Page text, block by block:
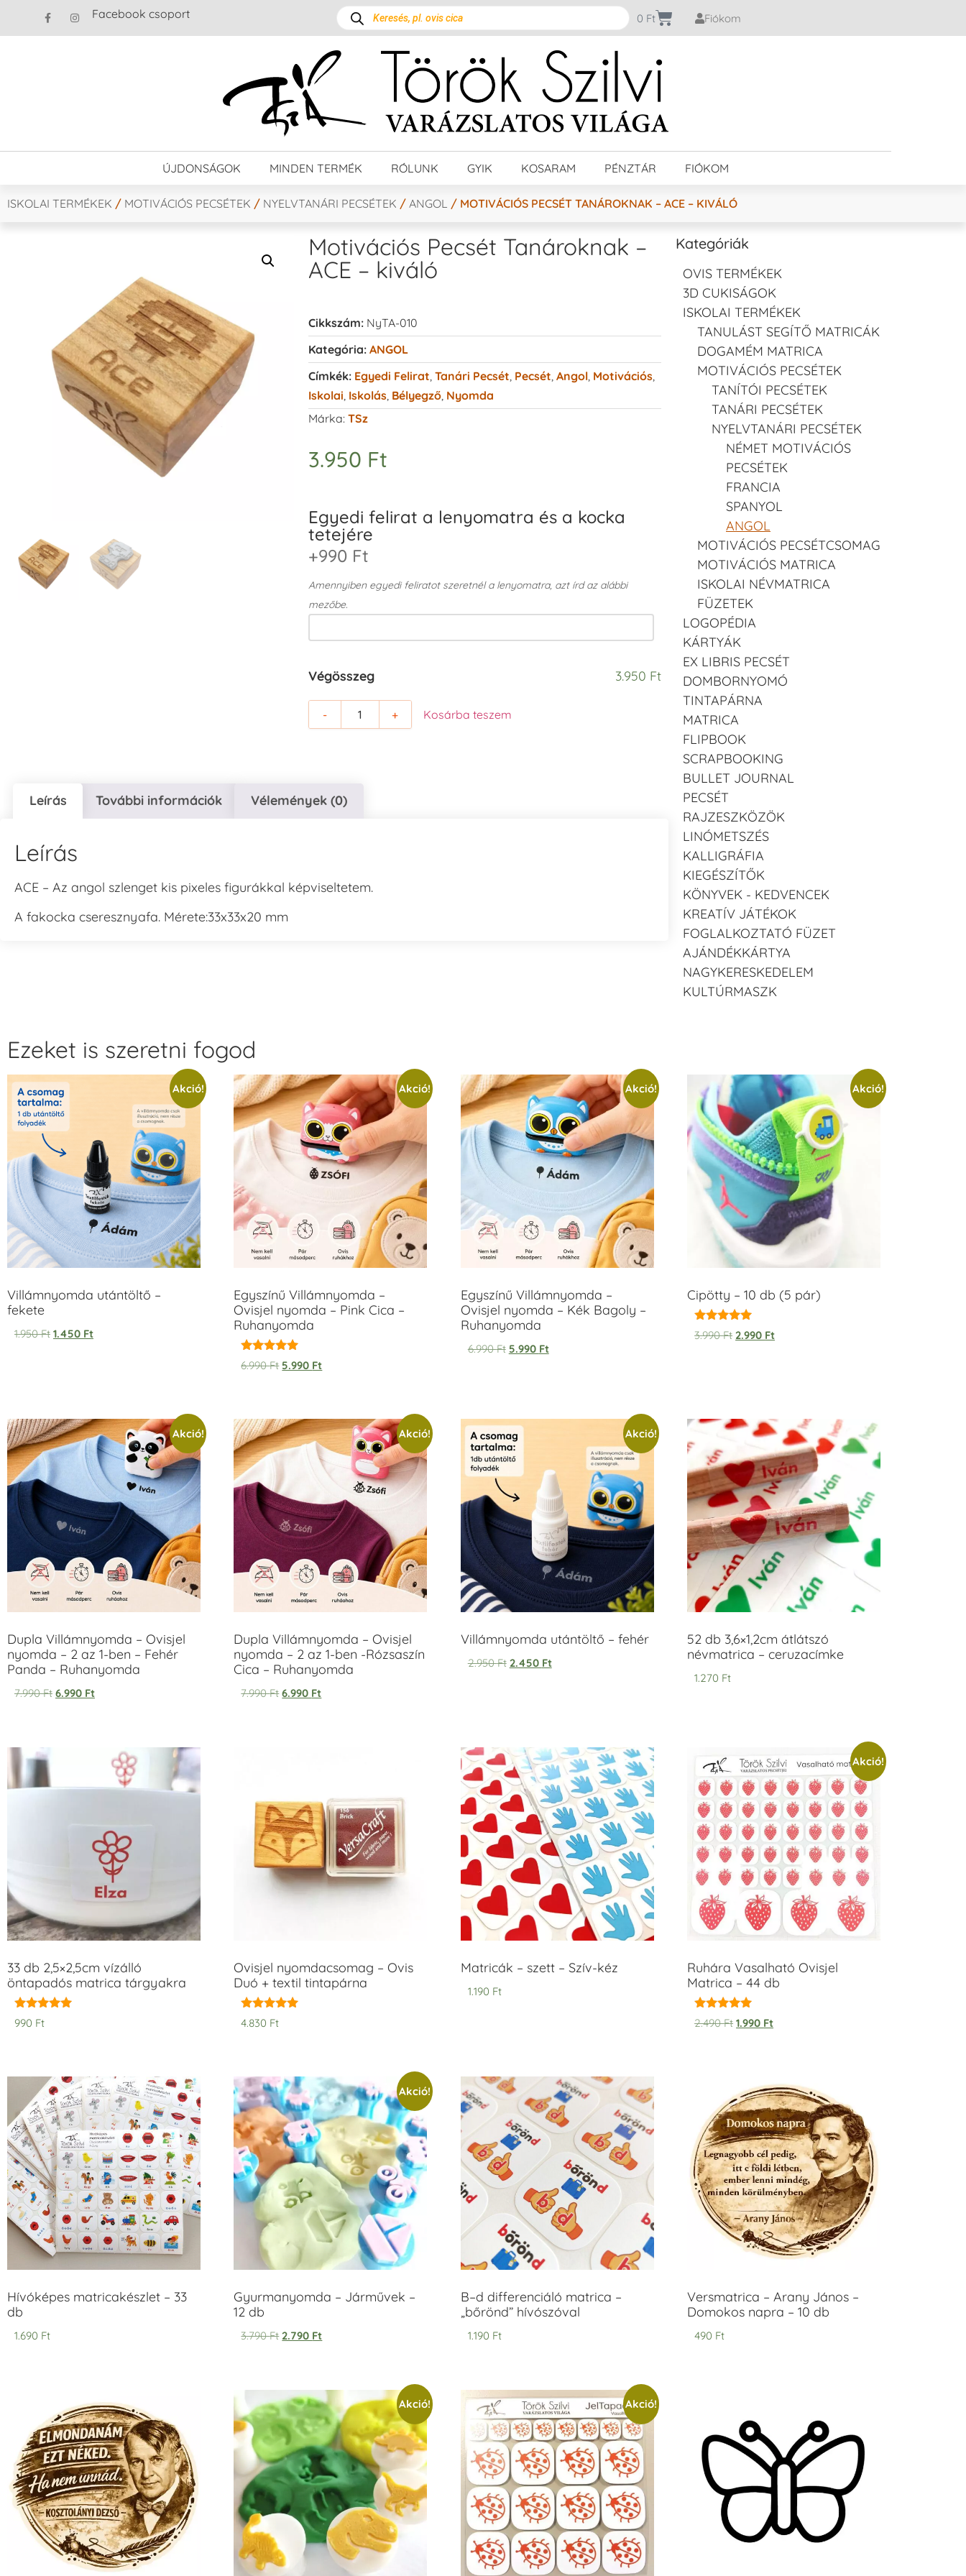
Facebook csoport 0 Ft Fiókom
ÚJDONSÁGOK MINDEN TERMÉK RÓLUNK GYIK KOSARAM PÉNZTÁR FIÓKOM
ISKOLAI TERMÉKEK / MOTIVÁCIÓS PECSÉTEK / NYELVTANÁRI PECSÉTEK / ANGOL / MOTIVÁCIÓS PECSÉT TANÁROKNAK – ACE – KIVÁLÓ
Motivációs Pecsét Tanároknak –
ACE – kiváló
Cikkszám: NyTA-010
Kategória: ANGOL
Címkék: Egyedi Felirat Tanári Pecsét Pecsét Angol, Motivációs,
Iskolai Iskolás, Bélyegző, Nyomda
Márka: TSz
3.950 Ft
Egyedi felirat a lenyomatra és a kocka
tetejére
+990 Ft
Amennyiben egyedi feliratot szeretnél a lenyomatra, azt írd az alábbi
mezőbe.
Végösszeg 3.950 Ft
- + Kosárba teszem
Leírás További információk Vélemények (0)
Leírás
ACE – Az angol szlenget kis pixeles figurákkal képviseltetem.
A fakocka cseresznyafa. Mérete:33x33x20 mm
Kategóriák
OVIS TERMÉKEK
3D CUKISÁGOK
ISKOLAI TERMÉKEK
TANULÁST SEGÍTŐ MATRICÁK
DOGAMÉM MATRICA
MOTIVÁCIÓS PECSÉTEK
TANÍTÓI PECSÉTEK
TANÁRI PECSÉTEK
NYELVTANÁRI PECSÉTEK
NÉMET MOTIVÁCIÓS
PECSÉTEK
FRANCIA
SPANYOL
ANGOL
MOTIVÁCIÓS PECSÉTCSOMAG
MOTIVÁCIÓS MATRICA
ISKOLAI NÉVMATRICA
FÜZETEK
LOGOPÉDIA
KÁRTYÁK
EX LIBRIS PECSÉT
DOMBORNYOMÓ
TINTAPÁRNA
MATRICA
FLIPBOOK
SCRAPBOOKING
BULLET JOURNAL
PECSÉT
RAJZESZKÖZÖK
LINÓMETSZÉS
KALLIGRÁFIA
KIEGÉSZÍTŐK
KÖNYVEK - KEDVENCEK
KREATÍV JÁTÉKOK
FOGLALKOZTATÓ FÜZET
AJÁNDÉKKÁRTYA
NAGYKERESKEDELEM
KULTÚRMASZK
Ezeket is szeretni fogod
Akció!
Villámnyomda utántöltő –
fekete
1.950Ft 1.450 Ft
Akció!
Egyszínű Villámnyomda –
Ovisjel nyomda – Pink Cica –
Ruhanyomda
Értékelés:
5.00
6.990Ft 5.990 Ft
Akció!
Egyszínű Villámnyomda –
Ovisjel nyomda – Kék Bagoly –
Ruhanyomda
6.990Ft 5.990 Ft
Akció!
Cipötty – 10 db (5 pár)
Értékelés:
5.00
3.990Ft 2.990 Ft
Akció!
Dupla Villámnyomda – Ovisjel
nyomda – 2 az 1-ben – Fehér
Panda – Ruhanyomda
7.990Ft 6.990 Ft
Akció!
Dupla Villámnyomda – Ovisjel
nyomda – 2 az 1-ben -Rózsaszín
Cica – Ruhanyomda
7.990Ft 6.990 Ft
Akció!
Villámnyomda utántöltő – fehér
2.950Ft 2.450 Ft
52 db 3,6×1,2cm átlátszó
névmatrica – ceruzacímke
1.270 Ft
33 db 2,5×2,5cm vízálló
öntapadós matrica tárgyakra
Értékelés:
5.00
990 Ft
Ovisjel nyomdacsomag – Ovis
Duó + textil tintapárna
Értékelés:
5.00
4.830 Ft
Matricák – szett – Szív-kéz
1.190 Ft
Akció!
Ruhára Vasalható Ovisjel
Matrica – 44 db
Értékelés:
5.00
2.490Ft 1.990 Ft
Hívóképes matricakészlet – 33
db
1.690 Ft
Akció!
Gyurmanyomda – Járművek –
12 db
3.790Ft 2.790 Ft
B–d differenciáló matrica –
„bőrönd” hívószóval
1.190 Ft
Versmatrica – Arany János –
Domokos napra – 10 db
490 Ft
Akció! Akció!